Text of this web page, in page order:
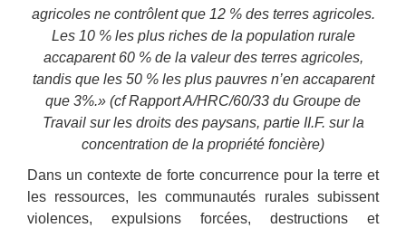
agricoles ne contrôlent que 12 % des terres agricoles.
Les 10 % les plus riches de la population rurale
accaparent 60 % de la valeur des terres agricoles,
tandis que les 50 % les plus pauvres n’en accaparent
que 3%.» (cf Rapport A/HRC/60/33 du Groupe de
Travail sur les droits des paysans, partie II.F. sur la
concentration de la propriété foncière)
Dans un contexte de forte concurrence pour la terre et
les ressources, les communautés rurales subissent
violences, expulsions forcées, destructions et